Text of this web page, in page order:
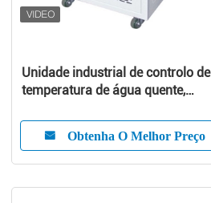
Unidade industrial de controlo de
temperatura de água quente,
de água
Obtenha O Melhor Preço